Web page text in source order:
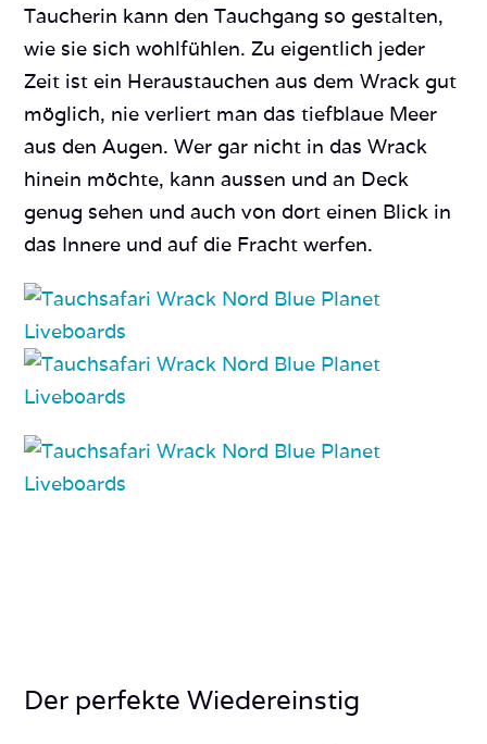
Taucherin kann den Tauchgang so gestalten,
wie sie sich wohlfühlen. Zu eigentlich jeder
Zeit ist ein Heraustauchen aus dem Wrack gut
möglich, nie verliert man das tiefblaue Meer
aus den Augen. Wer gar nicht in das Wrack
hinein möchte, kann aussen und an Deck
genug sehen und auch von dort einen Blick in
das Innere und auf die Fracht werfen.
Der perfekte Wiedereinstig